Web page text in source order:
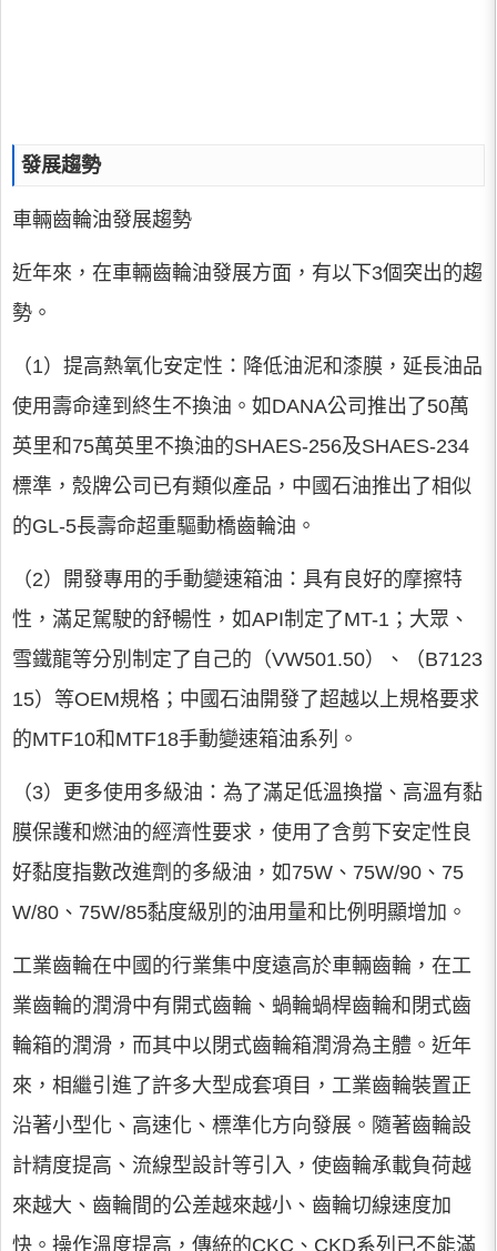
發展趨勢
車輛齒輪油發展趨勢
近年來，在車輛齒輪油發展方面，有以下3個突出的趨
勢。
（1）提高熱氧化安定性：降低油泥和漆膜，延長油品
使用壽命達到終生不換油。如DANA公司推出了50萬
英里和75萬英里不換油的SHAES-256及SHAES-234
標準，殼牌公司已有類似產品，中國石油推出了相似
的GL-5長壽命超重驅動橋齒輪油。
（2）開發專用的手動變速箱油：具有良好的摩擦特
性，滿足駕駛的舒暢性，如API制定了MT-1；大眾、
雪鐵龍等分別制定了自己的（VW501.50）、（B7123
15）等OEM規格；中國石油開發了超越以上規格要求
的MTF10和MTF18手動變速箱油系列。
（3）更多使用多級油：為了滿足低溫換擋、高溫有黏
膜保護和燃油的經濟性要求，使用了含剪下安定性良
好黏度指數改進劑的多級油，如75W、75W/90、75
W/80、75W/85黏度級別的油用量和比例明顯增加。
工業齒輪在中國的行業集中度遠高於車輛齒輪，在工
業齒輪的潤滑中有開式齒輪、蝸輪蝸桿齒輪和閉式齒
輪箱的潤滑，而其中以閉式齒輪箱潤滑為主體。近年
來，相繼引進了許多大型成套項目，工業齒輪裝置正
沿著小型化、高速化、標準化方向發展。隨著齒輪設
計精度提高、流線型設計等引入，使齒輪承載負荷越
來越大、齒輪間的公差越來越小、齒輪切線速度加
快。操作溫度提高，傳統的CKC、CKD系列已不能滿